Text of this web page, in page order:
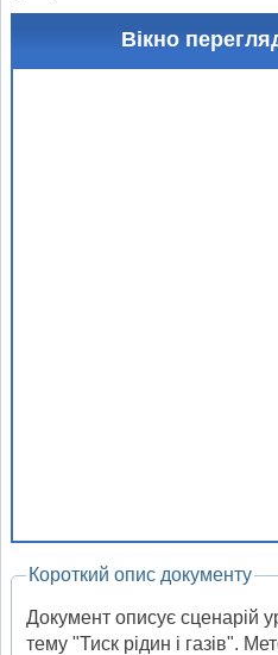
Вікно
Короткий опис документу
Документ описує сценарій
тему "Тиск рідин і газів".